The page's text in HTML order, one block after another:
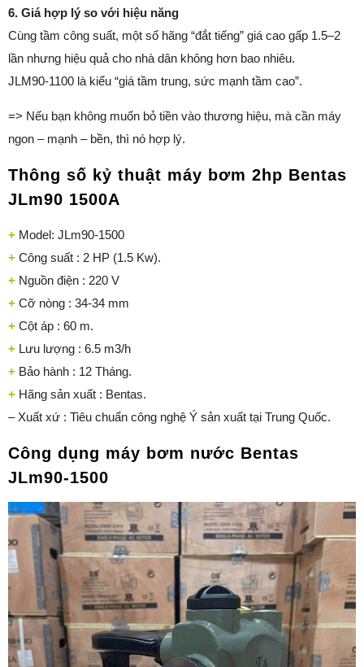
6. Giá hợp lý so với hiệu năng
Cùng tầm công suất, một số hãng “đắt tiếng” giá cao gấp 1.5–2
lần nhưng hiệu quả cho nhà dân không hơn bao nhiêu.
JLM90-1100 là kiểu “giá tầm trung, sức mạnh tầm cao”.
=> Nếu bạn không muốn bỏ tiền vào thương hiệu, mà cần máy
ngon – mạnh – bền, thì nó hợp lý.
Thông số kỷ thuật máy bơm 2hp Bentas
JLm90 1500A
+ Model: JLm90-1500
+ Công suất : 2 HP (1.5 Kw).
+ Nguồn điện : 220 V
+ Cỡ nòng : 34-34 mm
+ Cột áp : 60 m.
+ Lưu lượng : 6.5 m3/h
+ Bảo hành : 12 Tháng.
+ Hãng sản xuất : Bentas.
– Xuất xứ : Tiêu chuẩn công nghệ Ý sản xuất tại Trung Quốc.
Công dụng máy bơm nước Bentas
JLm90-1500